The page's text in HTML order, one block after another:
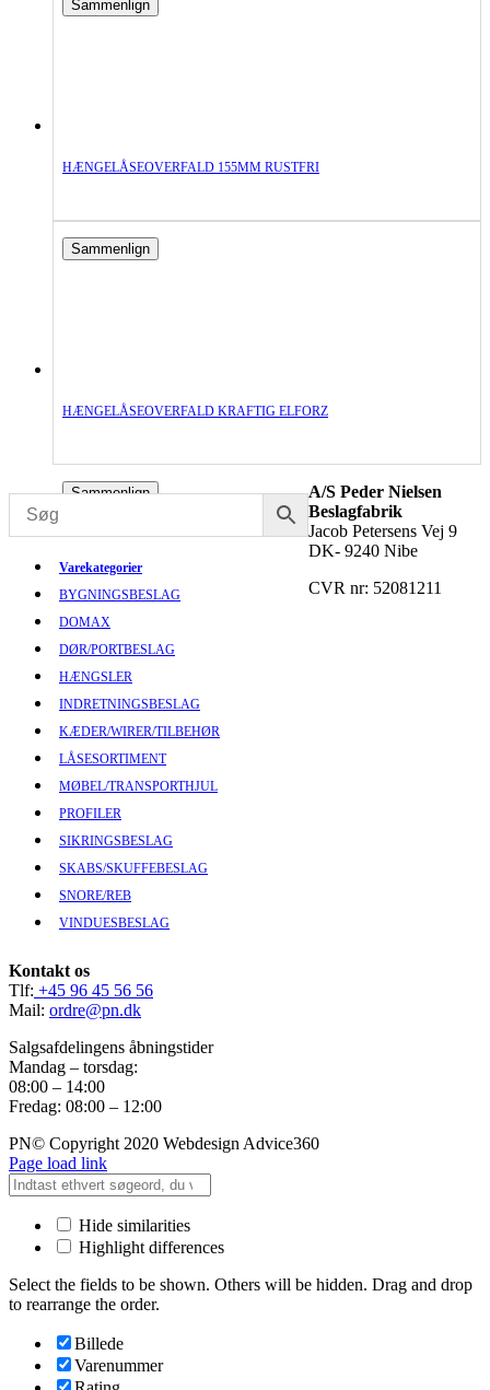
Sammenlign
HÆNGELÅSEOVERFALD 155MM RUSTFRI
Sammenlign
HÆNGELÅSEOVERFALD KRAFTIG ELFORZ
Sammenlign
Varekategorier
BYGNINGSBESLAG
DOMAX
DØR/PORTBESLAG
HÆNGSLER
INDRETNINGSBESLAG
KÆDER/WIRER/TILBEHØR
LÅSESORTIMENT
MØBEL/TRANSPORTHJUL
PROFILER
SIKRINGSBESLAG
SKABS/SKUFFEBESLAG
SNORE/REB
VINDUESBESLAG
A/S Peder Nielsen
Beslagfabrik
Jacob Petersens Vej 9
DK- 9240 Nibe
CVR nr: 52081211
Kontakt os
Tlf: +45 96 45 56 56
Mail: ordre@pn.dk
Salgsafdelingens åbningstider
Mandag – torsdag:
08:00 – 14:00
Fredag: 08:00 – 12:00
PN© Copyright 2020 Webdesign Advice360
Page load link
Hide similarities
Highlight differences
Select the fields to be shown. Others will be hidden. Drag and drop
to rearrange the order.
Billede
Varenummer